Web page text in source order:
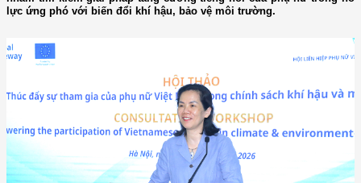
lực ứng phó với biến đổi khí hậu, bảo vệ môi trường.